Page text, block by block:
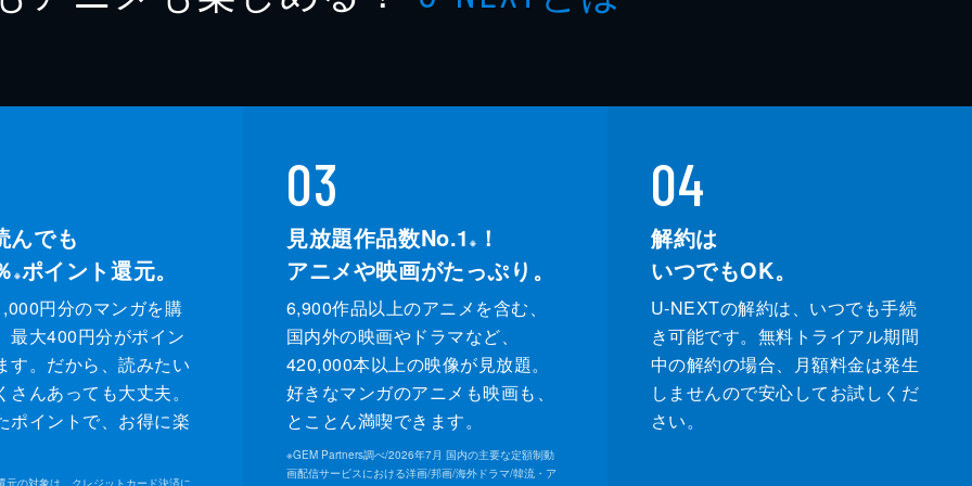
んでも
※ポイント還元。
円分のマンガを購
最大400円分がポイン
す。だから、読みたい
さんあっても大丈夫。
ポイントで、お得に楽
元の対象は、クレジットカード決済に
03
見放題作品数No.1 ※
！
アニメや映画がたっぷり。
6,900作品以上のアニメを含む、
国内外の映画やドラマなど、
420,000本以上の映像が見放題。
好きなマンガのアニメも映画も、
とことん満喫できます。
※GEM Partners調べ/2026年7⽉ 国内の主要な定額制動
画配信サービスにおける洋画/邦画/海外ドラマ/韓流・ア
04
解約は
いつでもOK。
U-NEXTの解約は、いつでも手続
き可能です。無料トライアル期間
中の解約の場合、月額料金は発生
しませんので安心してお試しくだ
さい。